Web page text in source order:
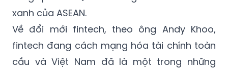
xanh của ASEAN.
Về đổi mới fintech, theo ông Andy Khoo,
fintech đang cách mạng hóa tài chính toàn
cầu và Việt Nam đã là một trong những